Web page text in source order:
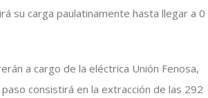
su carga paulatinamente hasta llegar a 0
a cargo de la eléctrica Unión Fenosa,
consistirá en la extracción de las 292